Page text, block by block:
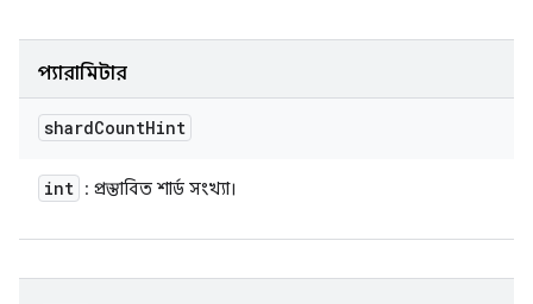
প্যারামিটার
shardCountHint
int : প্রস্তাবিত শার্ড সংখ্যা।